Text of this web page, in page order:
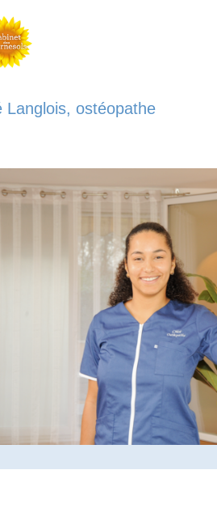
Langlois, ostéopathe